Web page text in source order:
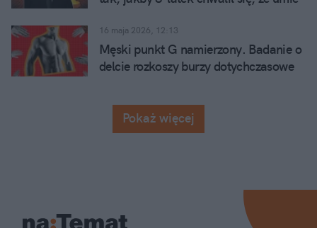
politycznych zapraszam do kontaktu na:
michal.panek@natemat.pl
W kwestiach merytoryki psychologicznej i
naukowej zapraszam do wysyłania wiadomości na:
16 maja 2026, 12:13
Męski punkt G namierzony. Badanie o
delcie rozkoszy burzy dotychczasowe
Pokaż więcej